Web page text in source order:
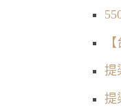
提
提